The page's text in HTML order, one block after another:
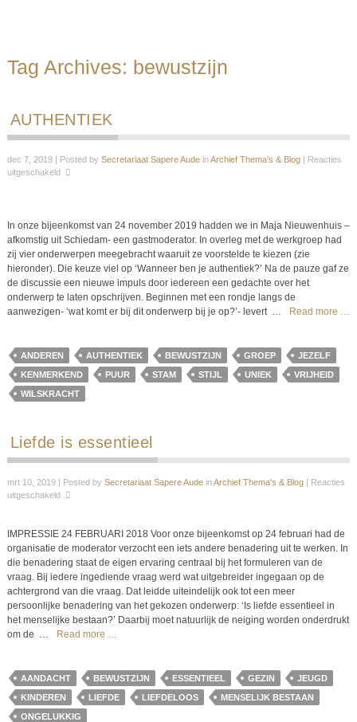
Tag Archives: bewustzijn
AUTHENTIEK
dec 7, 2019 | Posted by Secretariaat Sapere AudeinArchief Thema's & Blog| Reacties
uitgeschakeld
In onze bijeenkomst van 24 november 2019 hadden we in Maja Nieuwenhuis –
afkomstig uit Schiedam- een gastmoderator. In overleg met de werkgroep had
zij vier onderwerpen meegebracht waaruit ze voorstelde te kiezen (zie
hieronder). Die keuze viel op ‘Wanneer ben je authentiek?’ Na de pauze gaf ze
de discussie een nieuwe impuls door iedereen een gedachte over het
onderwerp te laten opschrijven. Beginnen met een rondje langs de
aanwezigen- ‘wat komt er bij dit onderwerp bij je op?’- levert … Read more …
ANDEREN AUTHENTIEK BEWUSTZIJN GROEP
JEZELF
KENMERKEND
PUUR STAM STIJL UNIEK
VRIJHEID
WILSKRACHT
Liefde is essentieel
mrt 10, 2019 | Posted by Secretariaat Sapere AudeinArchief Thema's & Blog| Reacties
uitgeschakeld
IMPRESSIE 24 FEBRUARI 2018 Voor onze bijeenkomst op 24 februari had de
organisatie de moderator verzocht een iets andere benadering uit te werken. In
die benadering staat de eigen ervaring centraal bij het formuleren van de
vraag. Bij iedere ingediende vraag werd wat uitgebreider ingegaan op de
achtergrond van die vraag. Dat leidde uiteindelijk ook tot een meer
persoonlijke benadering van het gekozen onderwerp: ‘Is liefde essentieel in
het menselijke bestaan?’ Daarbij moet natuurlijk de neiging worden onderdrukt
om de … Read more …
AANDACHT BEWUSTZIJN ESSENTIEEL GEZIN
JEUGD
KINDEREN
LIEFDE LIEFDELOOS
MENSELIJK BESTAAN
ONGELUKKIG